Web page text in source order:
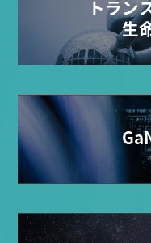
トラン
生